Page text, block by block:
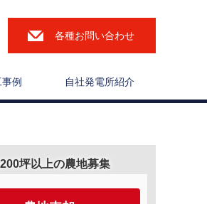
各種お問い合わせ
例 自社発電所紹介
坪以上の農地募集